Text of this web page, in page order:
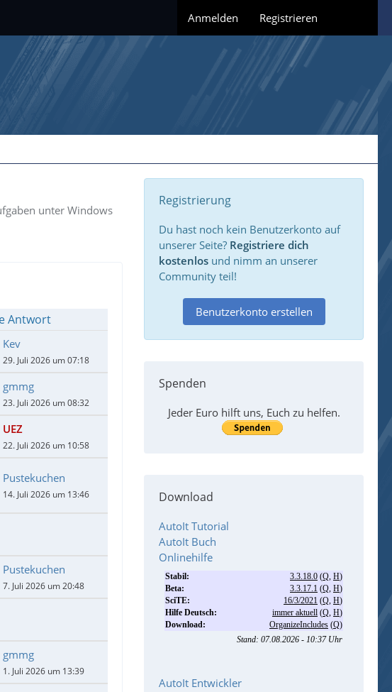
Anmelden Registrieren
unter Windows
Antwort
Kev
29. Juli 2026 um 07:18
gmmg
23. Juli 2026 um 08:32
UEZ
22. Juli 2026 um 10:58
Pustekuchen
14. Juli 2026 um 13:46
Pustekuchen
7. Juli 2026 um 20:48
gmmg
1. Juli 2026 um 13:39
Registrierung
Du hast noch kein Benutzerkonto auf
unserer Seite? Registriere dich
kostenlos und nimm an unserer
Community teil!
Benutzerkonto erstellen
Spenden
Jeder Euro hilft uns, Euch zu helfen.
Download
AutoIt Tutorial
AutoIt Buch
Onlinehilfe
AutoIt Entwickler